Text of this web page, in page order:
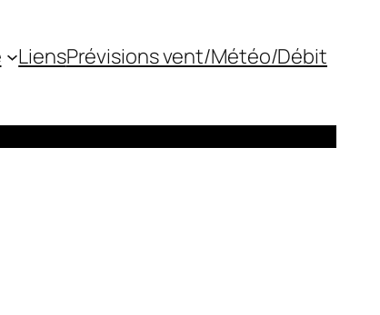
LiensPrévisions vent/Météo/Débit